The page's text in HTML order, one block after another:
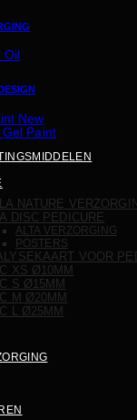
Paint
NATURE
DISC PEDICURE
ALTA VERZORGING
POSTERS
VOOR
XS Ø10MM
S Ø15MM
M Ø20MM
L Ø25MM